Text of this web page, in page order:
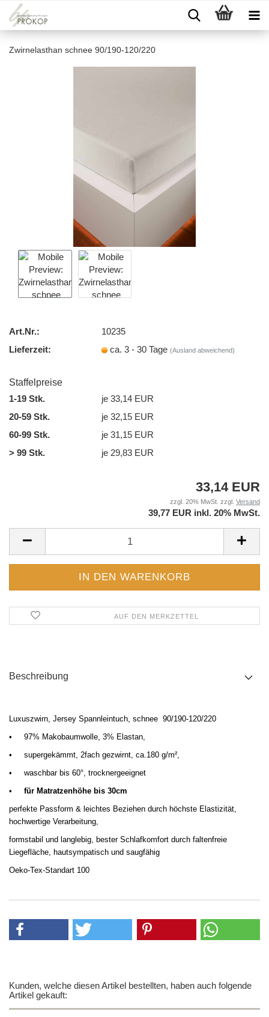
Zwirnelasthan schnee 90/190-120/220
Art.Nr.:
10235
Lieferzeit:
ca. 3 - 30 Tage(Ausland abweichend)
Staffelpreise
1-19 Stk.
je 33,14 EUR
20-59 Stk.
je 32,15 EUR
60-99 Stk.
je 31,15 EUR
> 99 Stk.
je 29,83 EUR
33,14 EUR
zzgl. 20% MwSt. zzgl. Versand
39,77 EUR inkl. 20% MwSt.
AUF DEN MERKZETTEL
Beschreibung
Luxuszwirn, Jersey Spannleintuch, schnee 90/190-120/220
•
97% Makobaumwolle, 3% Elastan,
•
supergekämmt, 2fach gezwirnt, ca.180 g/m²,
•
waschbar bis 60°, trocknergeeignet
•
für Matratzenhöhe bis 30cm
perfekte Passform & leichtes Beziehen durch höchste Elastizität,
hochwertige Verarbeitung,
formstabil und langlebig, bester Schlafkomfort durch faltenfreie
Liegefläche, hautsympatisch und saugfähig
Oeko-Tex-Standart 100
Kunden, welche diesen Artikel bestellten, haben auch folgende
Artikel gekauft: